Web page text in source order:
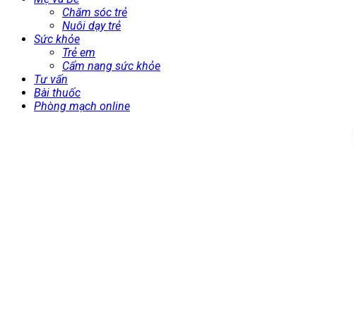
Chăm sóc trẻ
Nuôi dạy trẻ
Sức khỏe
Trẻ em
Cẩm nang sức khỏe
Tư vấn
Bài thuốc
Phòng mạch online